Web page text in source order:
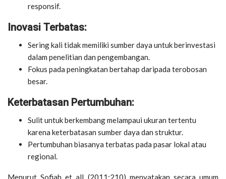
responsif.
Inovasi Terbatas:
Sering kali tidak memiliki sumber daya untuk berinvestasi
dalam penelitian dan pengembangan.
Fokus pada peningkatan bertahap daripada terobosan
besar.
Keterbatasan Pertumbuhan:
Sulit untuk berkembang melampaui ukuran tertentu
karena keterbatasan sumber daya dan struktur.
Pertumbuhan biasanya terbatas pada pasar lokal atau
regional.
Menurut Sofiah et all (2011:210) menyatakan secara umum